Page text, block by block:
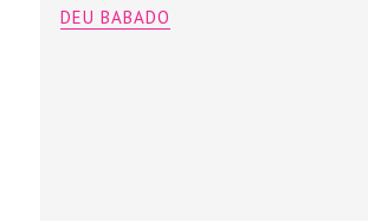
DEU BABADO